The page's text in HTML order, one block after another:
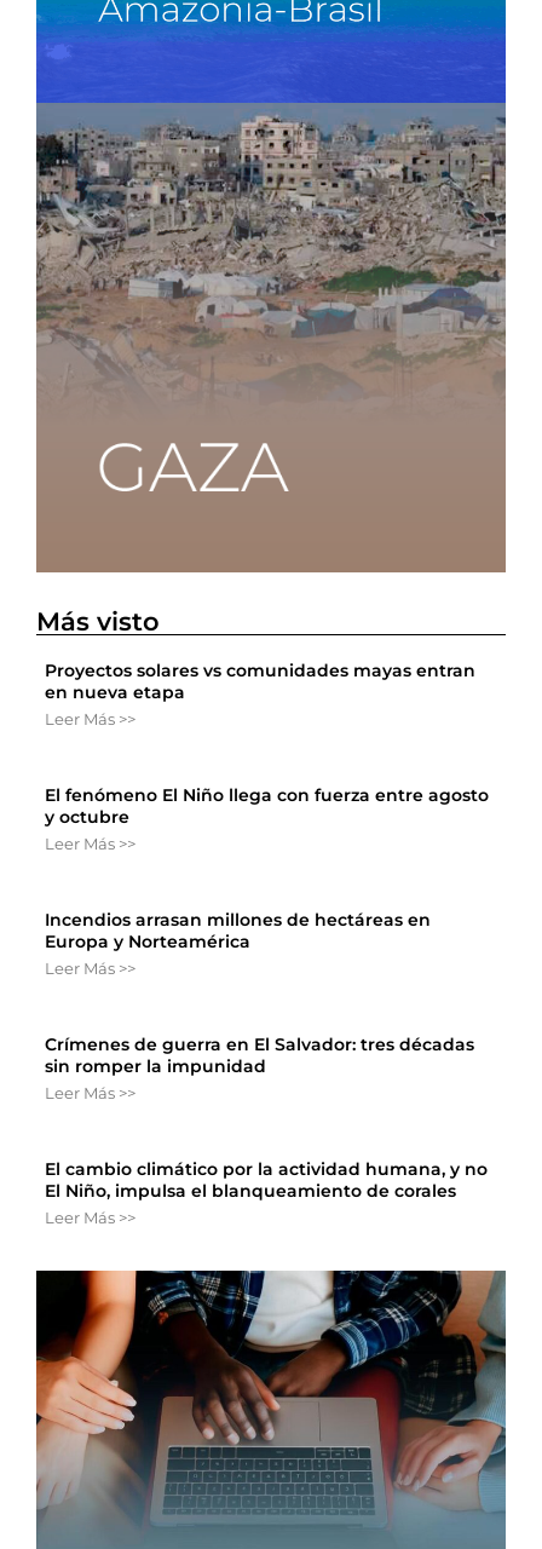
Más visto
Proyectos solares vs comunidades mayas entran
en nueva etapa
Leer Más >>
El fenómeno El Niño llega con fuerza entre agosto
y octubre
Leer Más >>
Incendios arrasan millones de hectáreas en
Europa y Norteamérica
Leer Más >>
Crímenes de guerra en El Salvador: tres décadas
sin romper la impunidad
Leer Más >>
El cambio climático por la actividad humana, y no
El Niño, impulsa el blanqueamiento de corales
Leer Más >>